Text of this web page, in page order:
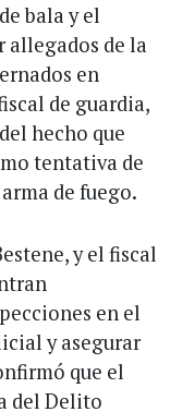
bala y el
allegados de la
en
de guardia,
hecho que
tentativa de
de fuego.
y el fiscal
en el
y asegurar
que el
del Delito